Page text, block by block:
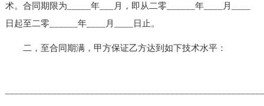
术。合同期限为_____年___月，即从二零______年____月____
日起至二零______年____月____日止。
二，至合同期满，甲方保证乙方达到如下技术水平：